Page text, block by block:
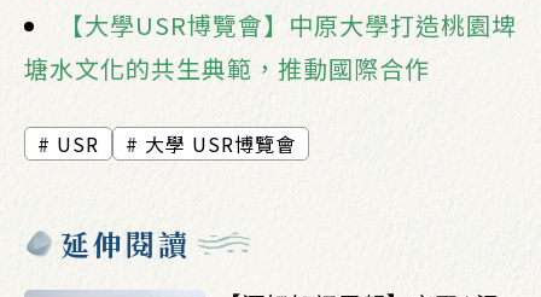
【大學USR博覽會】中原大學打造桃園埤
塘水文化的共生典範，推動國際合作
USR 大學 USR博覽會
延伸閱讀